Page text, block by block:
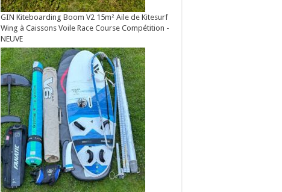
GIN Kiteboarding Boom V2 15m² Aile de Kitesurf
Wing à Caissons Voile Race Course Compétition -
NEUVE